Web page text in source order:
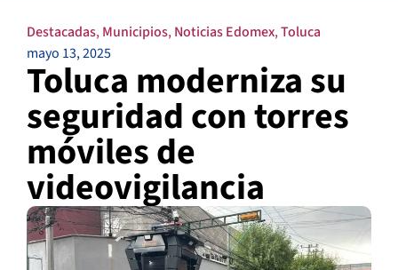
Destacadas,Municipios,Noticias Edomex,Toluca
mayo 13, 2025
Toluca moderniza su
seguridad con torres
móviles de
videovigilancia